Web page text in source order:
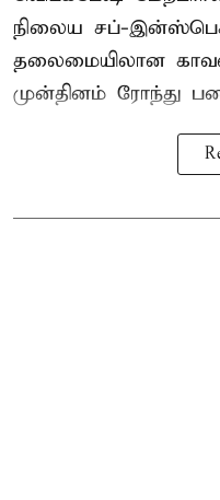
நிலைய சப்-
தலைமையிலான
முன்தினம் ரோந்து